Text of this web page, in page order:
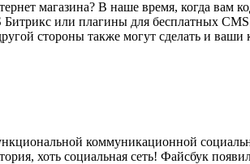
магазина? В наше время, когда вам
или плагины для бесплатных
стороны также могут сделать и
коммуникационной
хоть социальная сеть! Файсбук